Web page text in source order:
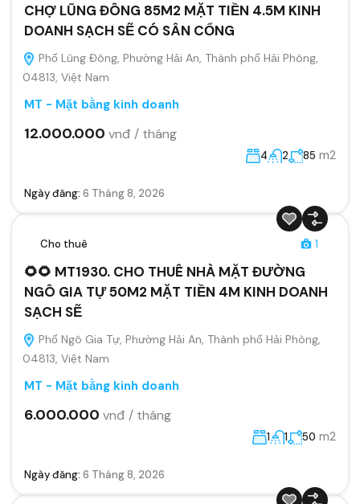
CHỢ LŨNG ĐÔNG 85M2 MẶT TIỀN 4.5M KINH
DOANH SẠCH SẼ CÓ SÂN CỔNG
Phố Lũng Đông, Phường Hải An, Thành phố Hải Phòng,
04813, Việt Nam
MT - Mặt bằng kinh doanh
12.000.000 vnđ / tháng
4 2 85 m2
Ngày đăng: 6 Tháng 8, 2026
Cho thuê 1
🌻🌻 MT1930. CHO THUÊ NHÀ MẶT ĐƯỜNG
NGÔ GIA TỰ 50M2 MẶT TIỀN 4M KINH DOANH
SẠCH SẼ
Phố Ngô Gia Tự, Phường Hải An, Thành phố Hải Phòng,
04813, Việt Nam
MT - Mặt bằng kinh doanh
6.000.000 vnđ / tháng
1 1 50 m2
Ngày đăng: 6 Tháng 8, 2026